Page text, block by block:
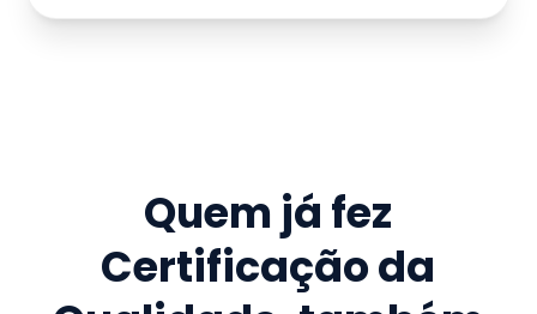
Quem já fez
Certificação da